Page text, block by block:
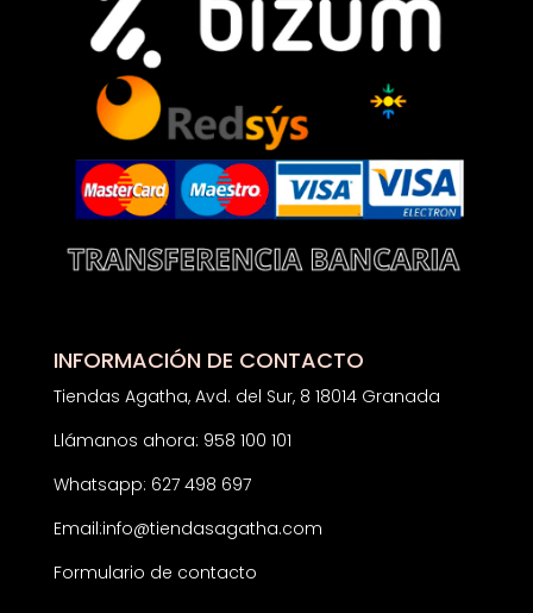
INFORMACIÓN DE CONTACTO
Tiendas Agatha, Avd. del Sur, 8 18014 Granada
Llámanos ahora: 958 100 101
Whatsapp: 627 498 697
Email:info@tiendasagatha.com
Formulario de contacto